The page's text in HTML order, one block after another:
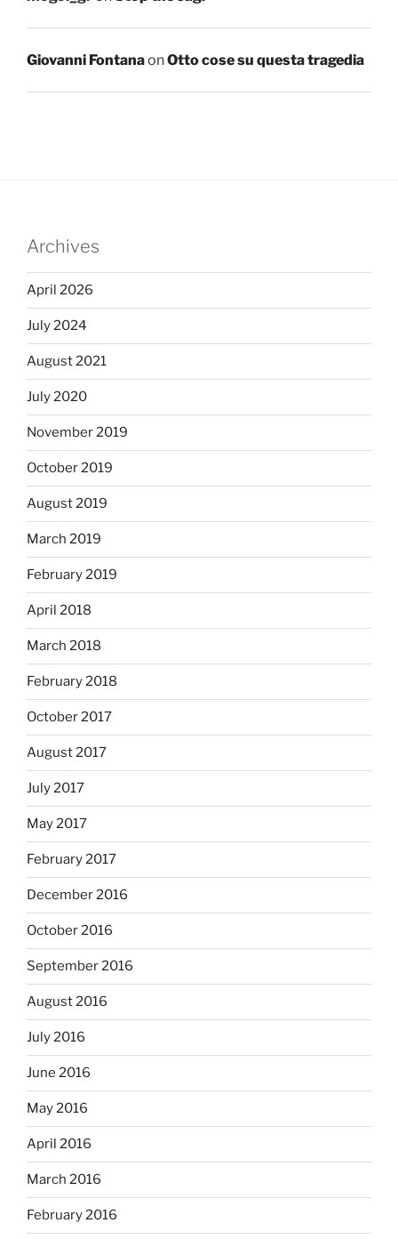
Giovanni FontanaonOtto cose su questa tragedia
Archives
April 2026
July 2024
August 2021
July 2020
November 2019
October 2019
August 2019
March 2019
February 2019
April 2018
March 2018
February 2018
October 2017
August 2017
July 2017
May 2017
February 2017
December 2016
October 2016
September 2016
August 2016
July 2016
June 2016
May 2016
April 2016
March 2016
February 2016